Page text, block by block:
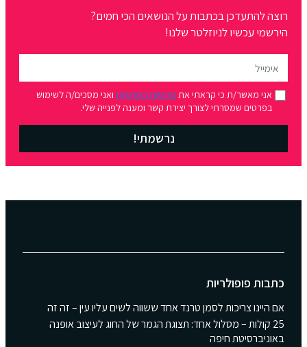
רוצה להתעדכן בכתבות על הנושאים הכי חמים?
הירשמי עכשיו לניוזלטר שלנו!
אני מאשר/ת כי קראתי אתמדיניות הפרטיותואני מסכים/ה לשימוש
בפרטים שמסרתי לצורך יצירת קשר ומענה לפנייה שלי.
נרשמתי!
כתבות פופולריות
אם היינו צריכות לסמן טרנד אחד ששווה לשים עליו עין – זה זה
25 קולות – מסלול אחד: תצוגת הגמר של החוג לעיצוב אופנה
באוניברסיטת חיפה